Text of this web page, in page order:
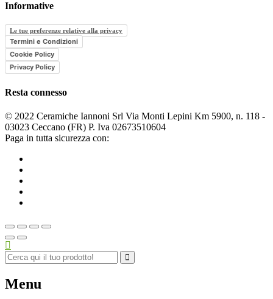
Informative
Le tue preferenze relative alla privacy
Termini e Condizioni
Cookie Policy
Privacy Policy
Resta connesso
© 2022 Ceramiche Iannoni Srl Via Monti Lepini Km 5900, n. 118 -
03023 Ceccano (FR) P. Iva 02673510604
Paga in tutta sicurezza con:
Menu